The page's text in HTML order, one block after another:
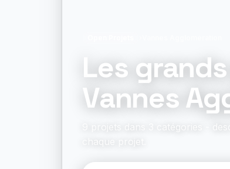
Les
Vannes
9 projets dans 3 catégories -